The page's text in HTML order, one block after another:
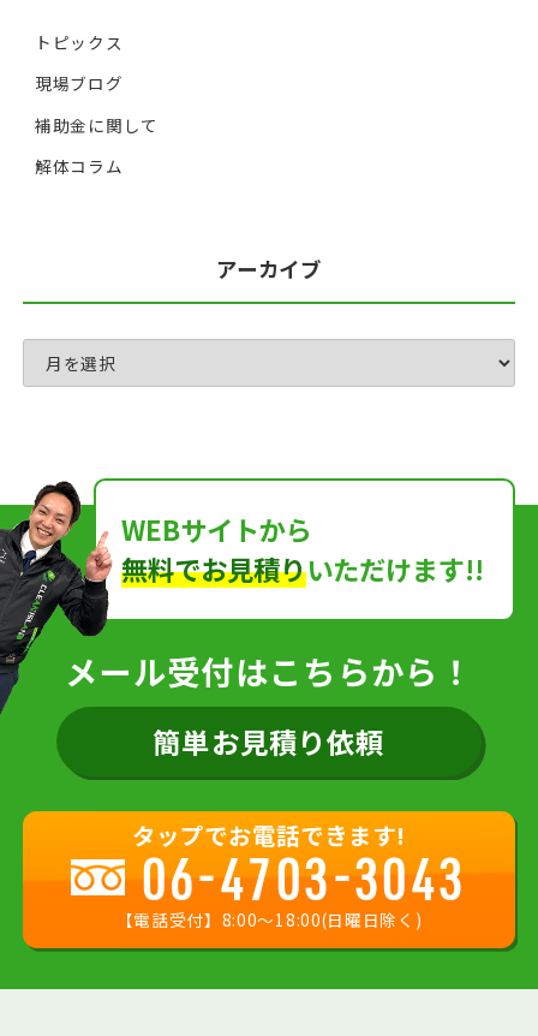
トピックス
現場ブログ
補助金に関して
解体コラム
アーカイブ
WEBサイトから
無料でお見積りいただけます!!
メール受付はこちらから！
簡単お見積り依頼
タップでお電話できます!
06-4703-3043
【電話受付】8:00〜18:00(日曜日除く)